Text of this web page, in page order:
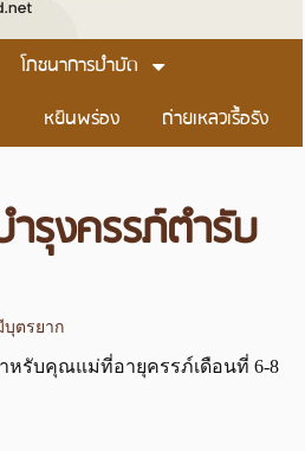
โภชนาการบำบัด
หยินพร่อง ถ่ายเหลวเรื้อรัง
รุงครรภ์ตำรับ
บุตรยาก
หรับคุณแม่ที่อายุครรภ์เดือนที่ 6-8